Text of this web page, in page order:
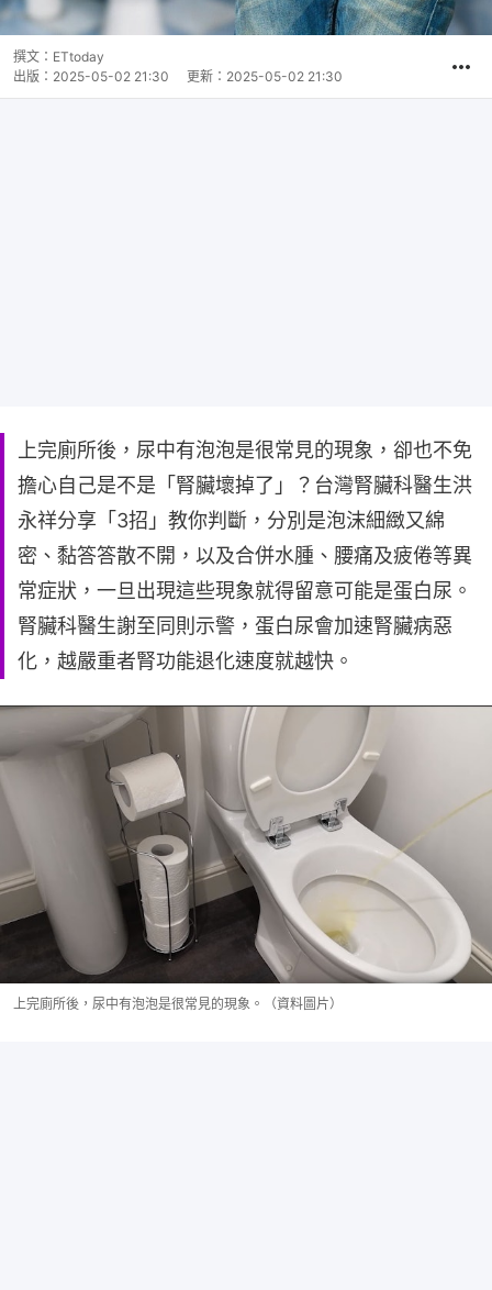
撰文： ETtoday
出版： 2025-05-02 21:30 更新： 2025-05-02 21:30
上完廁所後，尿中有泡泡是很常見的現象，卻也不免
擔心自己是不是「腎臟壞掉了」？台灣腎臟科醫生洪
永祥分享「3招」教你判斷，分別是泡沫細緻又綿
密、黏答答散不開，以及合併水腫、腰痛及疲倦等異
常症狀，一旦出現這些現象就得留意可能是蛋白尿。
腎臟科醫生謝至同則示警，蛋白尿會加速腎臟病惡
化，越嚴重者腎功能退化速度就越快。
上完廁所後，尿中有泡泡是很常見的現象。（資料圖片）